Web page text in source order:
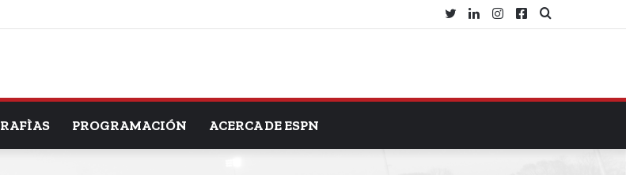
Search
Facebook
Instagram
LinkedIn
Twitter
PROGRAMACIÓN ACERCA DE ESPN